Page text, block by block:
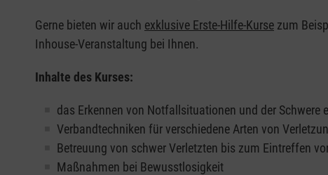
Gerne bieten wir auch exklusive Erste-Hilfe-Kurse zum
Inhouse-Veranstaltung bei Ihnen.
Inhalte des Kurses:
das Erkennen von Notfallsituationen und der Schwere
Verbandtechniken für verschiedene Arten von
Betreuung von schwer Verletzten bis zum Eintreffen
Maßnahmen bei Bewusstlosigkeit